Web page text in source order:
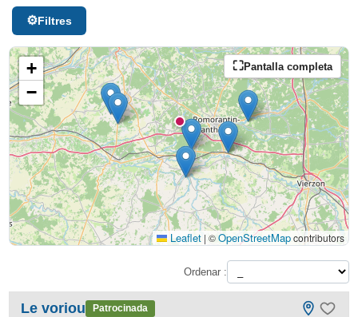
Filtres
Pantalla completa
+
−
Leaflet | ©OpenStreetMapcontributors
Ordenar :
Le voriou Patrocinada